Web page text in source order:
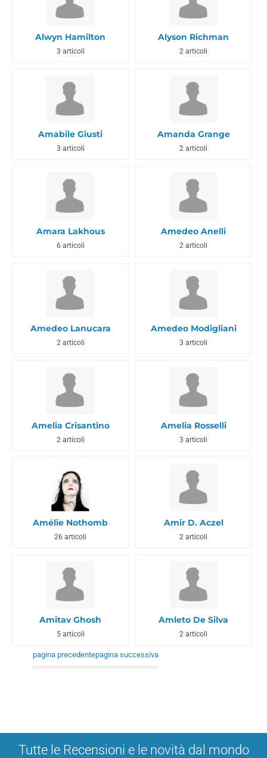
Alwyn Hamilton
3 articoli
Alyson Richman
2 articoli
Amabile Giusti
3 articoli
Amanda Grange
2 articoli
Amara Lakhous
6 articoli
Amedeo Anelli
2 articoli
Amedeo Lanucara
2 articoli
Amedeo Modigliani
3 articoli
Amelia Crisantino
2 articoli
Amelia Rosselli
3 articoli
Amélie Nothomb
26 articoli
Amir D. Aczel
2 articoli
Amitav Ghosh
5 articoli
Amleto De Silva
2 articoli
pagina precedentepagina successiva
Tutte le Recensioni e le novità dal mondo